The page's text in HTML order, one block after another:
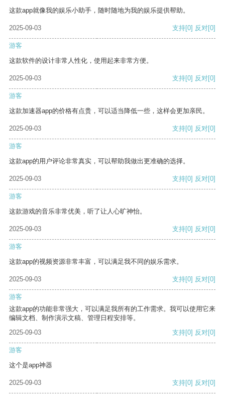
这款app就像我的娱乐小助手，随时随地为我的娱乐提供帮助。
2025-09-03 支持[0] 反对[0]
游客
这款软件的设计非常人性化，使用起来非常方便。
2025-09-03 支持[0] 反对[0]
游客
这款加速器app的价格有点贵，可以适当降低一些，这样会更加亲民。
2025-09-03 支持[0] 反对[0]
游客
这款app的用户评论非常真实，可以帮助我做出更准确的选择。
2025-09-03 支持[0] 反对[0]
游客
这款游戏的音乐非常优美，听了让人心旷神怡。
2025-09-03 支持[0] 反对[0]
游客
这款app的视频资源非常丰富，可以满足我不同的娱乐需求。
2025-09-03 支持[0] 反对[0]
游客
这款app的功能非常强大，可以满足我所有的工作需求。我可以使用它来
编辑文档、制作演示文稿、管理日程安排等。
2025-09-03
支持[0] 反对[0]
游客
这个是app神器
2025-09-03 支持[0] 反对[0]